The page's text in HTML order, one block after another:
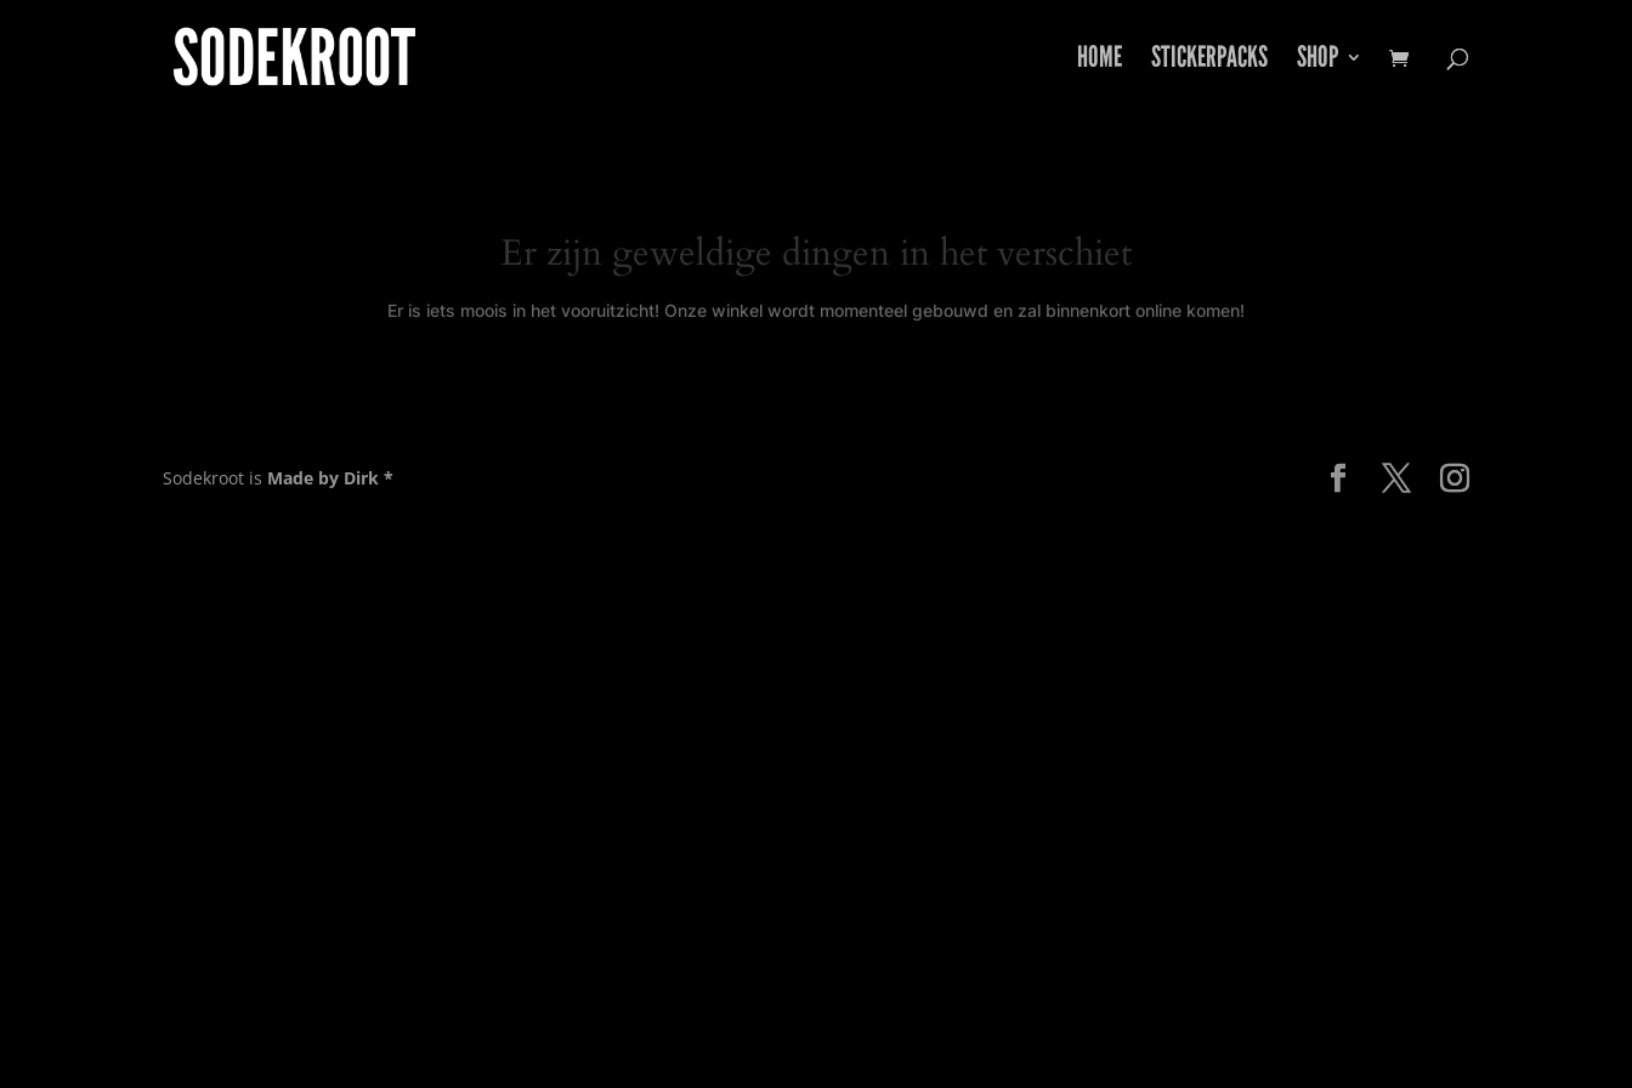
HOME STICKERPACKS SHOP
Er zijn geweldige dingen in het verschiet
Er is iets moois in het vooruitzicht! Onze winkel wordt momenteel gebouwd en zal binnenkort online komen!
Sodekroot is Made by Dirk *